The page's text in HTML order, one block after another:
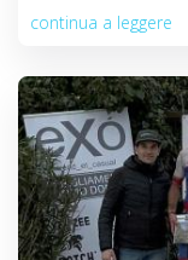
continua a leggere